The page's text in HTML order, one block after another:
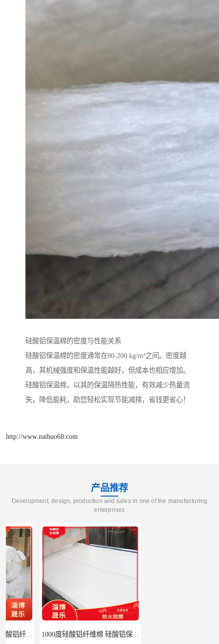
硅酸铝保温棉的密度与性能关系
硅酸铝保温棉的密度通常在80-200 kg/m³之间。密度越
高，其机械强度和保温性能越好，但成本也相应增加。
硅酸铝保温棉，以其的保温隔热性能，有效减少热量流
失，降低能耗，助您轻松实现节能减排，省钱更省心！
http://www.naihuo68.com
产品推荐
Development, design, production and sales in one of the manufacturing
enterprises
1000度硅酸铝纤维棉 硅酸铝保温棉 硅酸铝针刺毯 陶瓷纤维毯